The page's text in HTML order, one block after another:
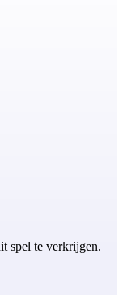
spel te verkrijgen.